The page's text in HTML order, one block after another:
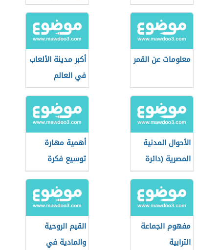
معلومات عن القمر
أكبر مدينة الألعاب
في العالم
الأحوال المدنية
المصرية (دائرة
حكومية)
أهمية مهارة
توسيع فكرة
مفهوم الجماعة
الترابية
القيم الروحية
والمادية في